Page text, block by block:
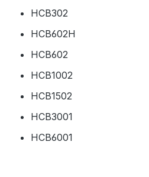
HCB302
HCB602H
HCB602
HCB1002
HCB1502
HCB3001
HCB6001